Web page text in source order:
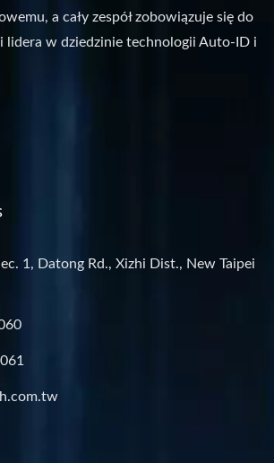
a cały zespół zobowiązuje się do
lidera w dziedzinie technologii Auto-ID i
1, Datong Rd., Xizhi Dist., New Taipei